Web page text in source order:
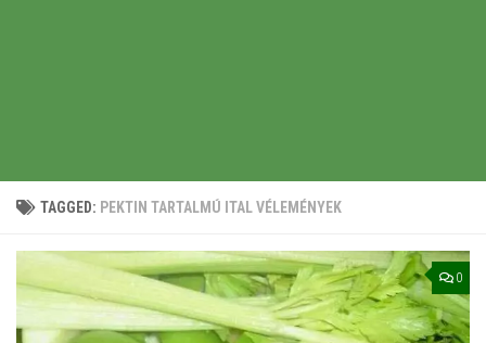
TAGGED: PEKTIN TARTALMÚ ITAL VÉLEMÉNYEK
0